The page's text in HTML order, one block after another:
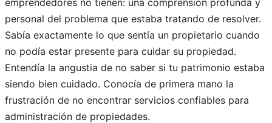
personal del problema que estaba tratando de resolver.
Sabía exactamente lo que sentía un propietario cuando
no podía estar presente para cuidar su propiedad.
Entendía la angustia de no saber si tu patrimonio estaba
siendo bien cuidado. Conocía de primera mano la
frustración de no encontrar servicios confiables para
administración de propiedades.